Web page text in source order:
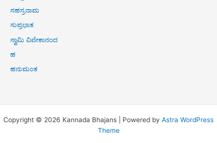
ಸಹಸ್ರನಾಮ
ಸುಪ್ರಭಾತ
ಸ್ವಾಮಿ ವಿವೇಕಾನಂದ
ಹ
ಹನುಮಂತ
Copyright © 2026 Kannada Bhajans | Powered by Astra WordPress
Theme